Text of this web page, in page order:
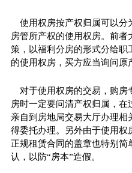
使用权房按产权归属可以分
房管所产权的使用权房。前
策，以福利分房的形式分给职
的使用权房，买方应当询问原
对于使用权房的交易，购房
房时一定要问清产权归属，在
亲自到房地局交易大厅办理
得委托办理。另外由于使用权
正规租赁合同的盖章也特别
认，以防“房本”造假。